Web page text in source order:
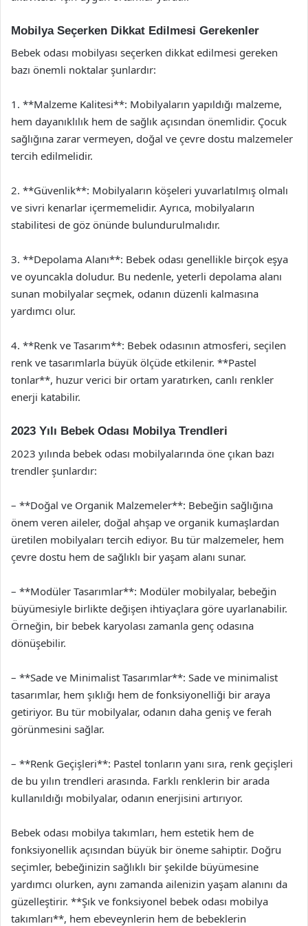
Mobilya Seçerken Dikkat Edilmesi Gerekenler
Bebek odası mobilyası seçerken dikkat edilmesi gereken
bazı önemli noktalar şunlardır:
1. **Malzeme Kalitesi**: Mobilyaların yapıldığı malzeme,
hem dayanıklılık hem de sağlık açısından önemlidir. Çocuk
sağlığına zarar vermeyen, doğal ve çevre dostu malzemeler
tercih edilmelidir.
2. **Güvenlik**: Mobilyaların köşeleri yuvarlatılmış olmalı
ve sivri kenarlar içermemelidir. Ayrıca, mobilyaların
stabilitesi de göz önünde bulundurulmalıdır.
3. **Depolama Alanı**: Bebek odası genellikle birçok eşya
ve oyuncakla doludur. Bu nedenle, yeterli depolama alanı
sunan mobilyalar seçmek, odanın düzenli kalmasına
yardımcı olur.
4. **Renk ve Tasarım**: Bebek odasının atmosferi, seçilen
renk ve tasarımlarla büyük ölçüde etkilenir. **Pastel
tonlar**, huzur verici bir ortam yaratırken, canlı renkler
enerji katabilir.
2023 Yılı Bebek Odası Mobilya Trendleri
2023 yılında bebek odası mobilyalarında öne çıkan bazı
trendler şunlardır:
– **Doğal ve Organik Malzemeler**: Bebeğin sağlığına
önem veren aileler, doğal ahşap ve organik kumaşlardan
üretilen mobilyaları tercih ediyor. Bu tür malzemeler, hem
çevre dostu hem de sağlıklı bir yaşam alanı sunar.
– **Modüler Tasarımlar**: Modüler mobilyalar, bebeğin
büyümesiyle birlikte değişen ihtiyaçlara göre uyarlanabilir.
Örneğin, bir bebek karyolası zamanla genç odasına
dönüşebilir.
– **Sade ve Minimalist Tasarımlar**: Sade ve minimalist
tasarımlar, hem şıklığı hem de fonksiyonelliği bir araya
getiriyor. Bu tür mobilyalar, odanın daha geniş ve ferah
görünmesini sağlar.
– **Renk Geçişleri**: Pastel tonların yanı sıra, renk geçişleri
de bu yılın trendleri arasında. Farklı renklerin bir arada
kullanıldığı mobilyalar, odanın enerjisini artırıyor.
Bebek odası mobilya takımları, hem estetik hem de
fonksiyonellik açısından büyük bir öneme sahiptir. Doğru
seçimler, bebeğinizin sağlıklı bir şekilde büyümesine
yardımcı olurken, aynı zamanda ailenizin yaşam alanını da
güzelleştirir. **Şık ve fonksiyonel bebek odası mobilya
takımları**, hem ebeveynlerin hem de bebeklerin